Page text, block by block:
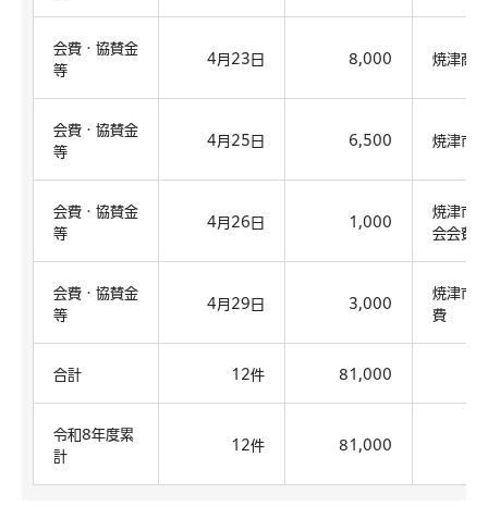
会費・協賛金
等
4月23日 8,000 焼津商
会費・協賛金
等
4月25日 6,500 焼津市
会費・協賛金
等
4月26日 1,000
焼津市
会会費
会費・協賛金
等
4月29日 3,000
焼津市
費
合計 12件 81,000
令和8年度累
計
12件 81,000